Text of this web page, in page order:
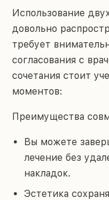
Использование
довольно
требует
согласования с
сочетания стоит
моментов:
Преимущества
Вы можете
лечение без
накладок.
Эстетика